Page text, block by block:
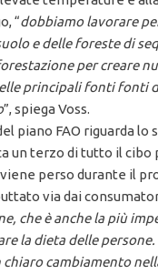
“dobbiamo lavorare
e delle foreste di
per creare
principali fonti fonti
”, spiega Voss.
piano FAO riguarda lo
un terzo di tutto il cibo
perso durante il
via dai
che è anche la più
la dieta delle
chiaro cambiamento